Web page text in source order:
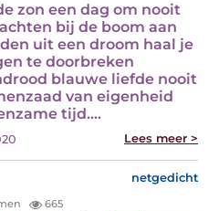
zon een dag om nooit
bij de boom aan
uit een droom haal je
te doorbreken
blauwe liefde nooit
van eigenheid
tijd.…
Lees meer >
netgedicht
665